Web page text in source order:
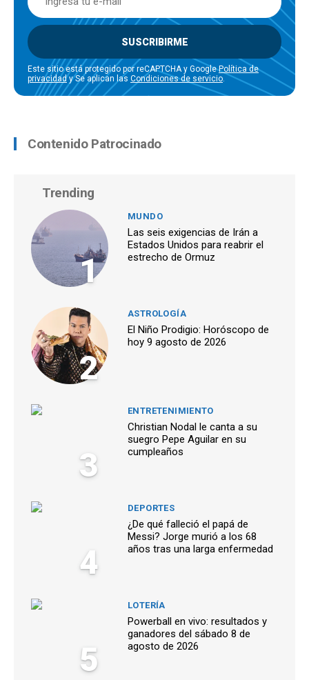
SUSCRIBIRME
Este sitio está protegido por reCAPTCHA y GooglePolítica de
privacidady Se aplican las Condiciones de servicio.
Contenido Patrocinado
Trending
1
MUNDO
Las seis exigencias de Irán a
Estados Unidos para reabrir el
estrecho de Ormuz
2
ASTROLOGÍA
El Niño Prodigio: Horóscopo de
hoy 9 agosto de 2026
3
ENTRETENIMIENTO
Christian Nodal le canta a su
suegro Pepe Aguilar en su
cumpleaños
4
DEPORTES
¿De qué falleció el papá de
Messi? Jorge murió a los 68
años tras una larga enfermedad
5
LOTERÍA
Powerball en vivo: resultados y
ganadores del sábado 8 de
agosto de 2026